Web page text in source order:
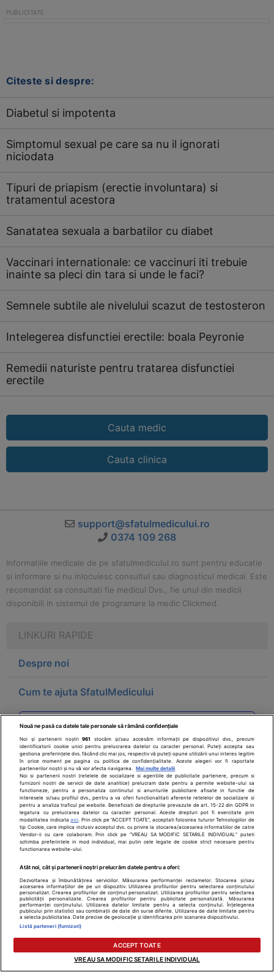
Citeste si despre:
Diabetul si impotenta
Simptomul sexual pe care sa nu il ignorati
niciodata
Tipuri de priapism (erectie involuntara) si
tratamentul acestora
Sanatatea sexuala a barbatilor cu diabet
Vaccinari internationale: ce vaccinuri iti trebuie
inainte sa pleci din tara si unde le faci?
Semnele subtile ale nivelului scazut de testosteron
Intelegerea disfunctiei erectile: boala Peyronie
Remedii naturiste pentru tratarea disfunctiei
erectile
Cauta medic
Cauta clinica
support@sfatulmedicului.ro
0374 109 268
Informatiile medicale de pe sfatulmedicului.ro sunt pentru educatie
si informare si nu inlocuiesc consultul sau diagnosticul medical. Este
recomandat sa consultati fie medicul Dvs., fie unul din medicii
disponibili in sistemul de programare la medic Clickmed.
LINKURI RAPIDE
Despre noi
Cum te ajuta SfatulMedicului
Login / Cont nou
MAI MULTE LINKURI
Despre noi
Legal
Drepturile consumatorului
Parteneri
Pentru pacient
Nouă ne pasă ca datele tale personale să rămână confidențiale
Noi și partenerii noștri961
stocăm și/sau accesăm informații pe dispozitivul dvs., precum
identificatorii cookie unici pentru prelucrarea datelor cu caracter personal. Puteți accepta sau
gestiona preferințele dvs. făcând clic mai jos, respectiv vă puteți opune utilizării unui interes legitim
în orice moment pe pagina cu politica de confidențialitate. Aceste alegeri vor fi raportate
partenerilor noștri și nu vă vor afecta navigarea.
Mai multe detalii
Noi si partenerii nostri (retelele de socializare si agentiile de publicitate partenere, precum si
furnizorii nostri de servicii de date analitice) prelucram date pentru a permite website-ului sa
functioneze, pentru a personaliza continutul si anunturile publicitare afisate in functie de
interesele si/sau profilul dvs., pentru a va oferi functionalitati aferente retelelor de socializare si
pentru a analiza traficul pe website. Beneficiati de drepturile prevazute de art. 15-22 din GDPR in
legatura cu prelucrarea datelor cu caracter personal. Aceste drepturi pot fi exercitate prin
modalitatea indicataaici . Prin click pe “ACCEPT TOATE”, acceptati folosirea tuturor Tehnologiilor de
tip Cookie, care implica inclusiv acceptul dvs. cu privire la stocarea/accesarea informatiilor de catre
Vendor-ii cu care colaboram. Prin click pe “VREAU SA MODIFIC SETARILE INDIVIDUAL” puteti
schimba preferintele in mod individual, mai putin cele legate de cookie strict necesare pentru
functionarea website-ului.
Atât noi, cât și partenerii noștri prelucrăm datele pentru a oferi:
Dezvoltarea și îmbunătățirea serviciilor. Măsurarea performanței reclamelor. Stocarea și/sau
accesarea informațiilor de pe un dispozitiv. Utilizarea profilurilor pentru selectarea conținutului
personalizat. Crearea profilurilor de conținut personalizat. Utilizarea profilurilor pentru selectarea
publicității personalizate. Crearea profilurilor pentru publicitate personalizată. Măsurarea
performanței conținutului. Utilizarea datelor limitate pentru a selecta conținutul. Înțelegerea
publicului prin statistici sau combinații de date din surse diferite. Utilizarea de date limitate pentru
a selecta publicitatea. Date precise de geolocație și identificarea prin scanarea dispozitivului.
Listă parteneri (furnizori)
ACCEPT TOATE
VREAU SA MODIFIC SETARILE INDIVIDUAL